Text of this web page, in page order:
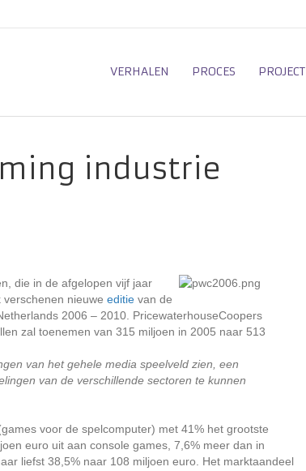
VERHALEN PROCES PROJECT
industrie
die in de afgelopen vijf jaar
nieuwe editie van de
2006 – 2010. PricewaterhouseCoopers
zal toenemen van 315 miljoen in 2005 naar 513
van het gehele media speelveld zien, een
van de verschillende sectoren te kunnen
voor de spelcomputer) met 41% het grootste
euro uit aan console games, 7,6% meer dan in
liefst 38,5% naar 108 miljoen euro. Het marktaandeel